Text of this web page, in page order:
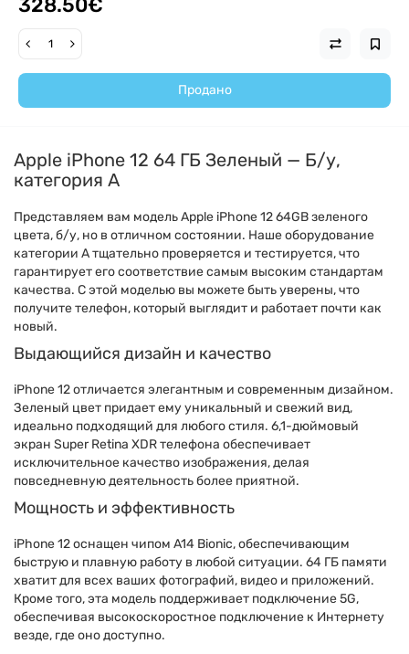
328.50€
Продано
Apple iPhone 12 64 ГБ Зеленый — Б/у,
категория А
Представляем вам модель Apple iPhone 12 64GB зеленого
цвета, б/у, но в отличном состоянии. Наше оборудование
категории А тщательно проверяется и тестируется, что
гарантирует его соответствие самым высоким стандартам
качества. С этой моделью вы можете быть уверены, что
получите телефон, который выглядит и работает почти как
новый.
Выдающийся дизайн и качество
iPhone 12 отличается элегантным и современным дизайном.
Зеленый цвет придает ему уникальный и свежий вид,
идеально подходящий для любого стиля. 6,1-дюймовый
экран Super Retina XDR телефона обеспечивает
исключительное качество изображения, делая
повседневную деятельность более приятной.
Мощность и эффективность
iPhone 12 оснащен чипом A14 Bionic, обеспечивающим
быструю и плавную работу в любой ситуации. 64 ГБ памяти
хватит для всех ваших фотографий, видео и приложений.
Кроме того, эта модель поддерживает подключение 5G,
обеспечивая высокоскоростное подключение к Интернету
везде, где оно доступно.